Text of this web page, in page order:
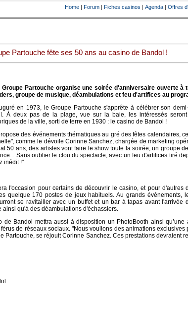
Home | Forum | Fiches casinos | Agenda | Offres
Partouche fête ses 50 ans au casino de Bandol !
Partouche organise une soirée d'anniversaire ouverte à
groupe de musique, déambulations et feu d'artifices au
en 1973, le Groupe Partouche s'apprête à célébrer son
À deux pas de la plage, vue sur la baie, les intéressés
de la ville, sorti de terre en 1930 : le casino de Bandol !
des événements thématiques au gré des fêtes calendaires,
comme le dévoile Corinne Sanchez, chargée de marketing
50 ans, des artistes vont faire le show toute la soirée, un groupe
Sans oublier le clou du spectacle, avec un feu d'artifices tiré
inédit !"
l'occasion pour certains de découvrir le casino, et pour d'autres
quelque 170 postes de jeux habituels. Au grands événements,
se ravitailler avec un buffet et un bar à tapas avant l'arrivée
ainsi qu'à des déambulations d'échassiers.
de Bandol mettra aussi à disposition un PhotoBooth ainsi qu’une
de réseaux sociaux. "Nous voulions des animations exclusives
Partouche, se réjouit Corinne Sanchez. Ces prestations devraient